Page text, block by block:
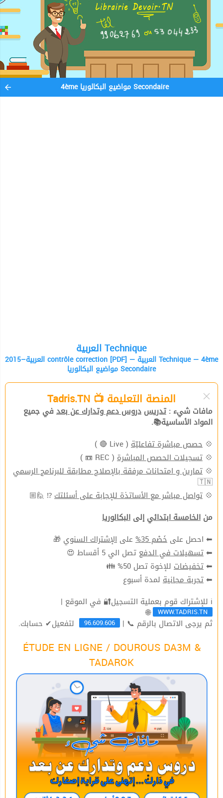
4ème مواضيع البكالوريا Secondaire
العربية Technique
العربية–2015 contrôle correction [PDF] — العربية Technique — 4ème
مواضيع البكالوريا Secondaire
المنصة التعليمة 📺 Tadris.TN
مافات شيء : تدريس دروس دعم وتدارك عن بعد في جميع
المواد الأساسية📚.
💠 حصص مباشرة تفاعليّة ( Live 🔴 )
💠 تسجيلات الحصص المباشرة ( REC 📼 )
💠 تمارين و امتحانات مرفقة بالإصلاح مطابقة للبرنامج الرسمي
🇹🇳
💠 تواصل مباشر مع الأساتذة للإجابة على أسئلتك⁉ 🙋🏼
من الخامسة ابتدائي إلى البكالوريا
⬅ احصل على خَصْم 35% على الإشتراك السنوي 🎁
⬅تسهيلات في الدفع تصل الي 5 أقساط 😍
⬅تخفيضات للإخوة تصل 50% 👪
⬅تجربة مجانية لمدة أسبوع
ℹ للإشتراك قوم بعملية التسجيل🔐 في الموقع |
WWW.TADRIS.TN
🌐
ثم يرجى الاتصال بالرقم 📞 | 96.609.606 لتفعيل✔ حسابك.
ÉTUDE EN LIGNE / DOUROUS DA3M &
TADAROK